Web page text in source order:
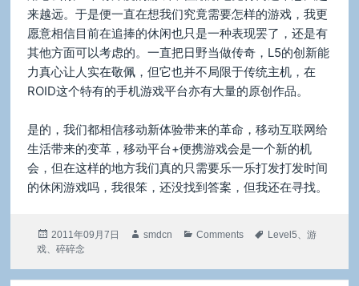
来越远。于是便一直在想我们究竟需要怎样的游戏，我更
愿意相信目前在追捧的休闲也只是一种表现罢了，还是有
其他方面可以考虑的。一直把日野当做传奇，L5的创新能
力真心让人实在敬佩，但它也并不局限于传统主机，在
ROID这个特有的手机游戏平台亦有大量的原创作品。
是的，我们都相信移动新体验带来的革命，移动互联网给
生活带来的变革，移动平台+便携游戏会是一个新的机
会，但在这样的地方我们真的只需要乐一乐打发打发时间
的休闲游戏吗，我很笨，还没找到答案，但我还在寻找。
发
布
2011年09月7日
作
smdcn
分
Comments
标
Level5
游
戏、 碎碎念